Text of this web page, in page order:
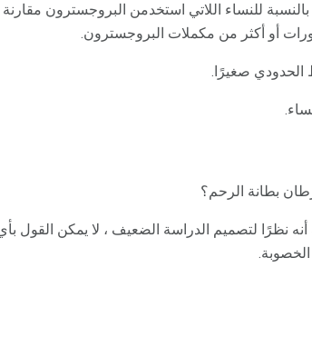
للنساء اللاتي استخدمن البروجسترون
أو أكثر من مكملات البروجسترون.
الحدودي صغيرًا.
بطانة الرحم؟
كوكرين التي أجريت على 19 دراسة أنه نظرًا لتصميم الدراسة الضعيف ، لا يمكن